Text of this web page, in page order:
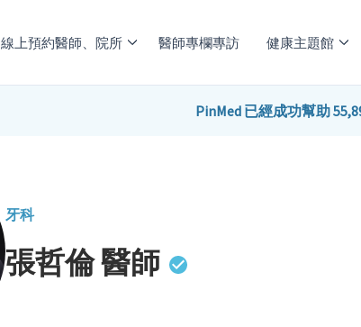
線上預約醫師、院所 醫師專欄專訪 健康主題館
PinMed 已經成功幫助
牙科
張哲倫醫師